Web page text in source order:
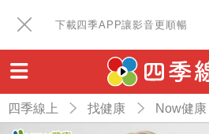
下載四季APP讓影音更順暢
四季線上 找健康 Now健康